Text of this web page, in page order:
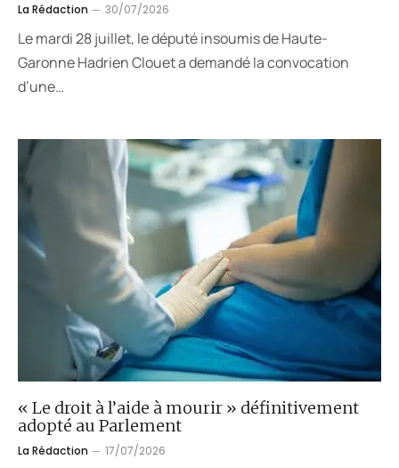
La Rédaction 30/07/2026
Le mardi 28 juillet, le député insoumis de Haute-
Garonne Hadrien Clouet a demandé la convocation
d’une…
« Le droit à l’aide à mourir » définitivement
adopté au Parlement
La Rédaction 17/07/2026